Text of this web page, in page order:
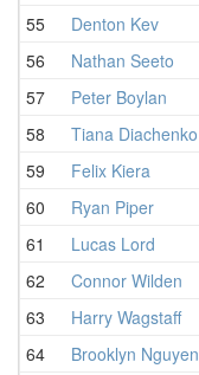
55
Denton Kev
56
Nathan Seeto
57
Peter Boylan
58
Tiana Diachenko
59
Felix Kiera
60
Ryan Piper
61
Lucas Lord
62
Connor Wilden
63
Harry Wagstaff
64
Brooklyn Nguyen